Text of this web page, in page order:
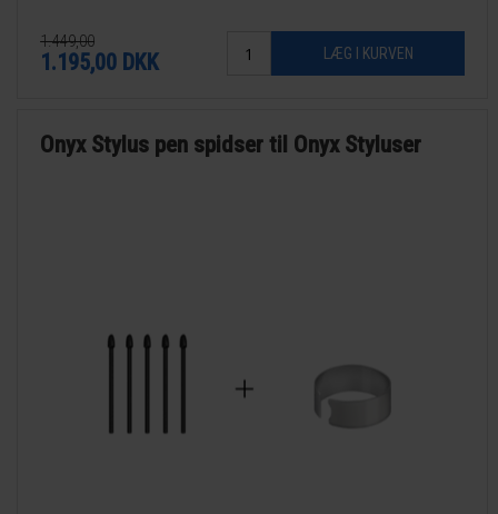
1.449,00
1.195,00 DKK
Onyx Stylus pen spidser til Onyx Styluser